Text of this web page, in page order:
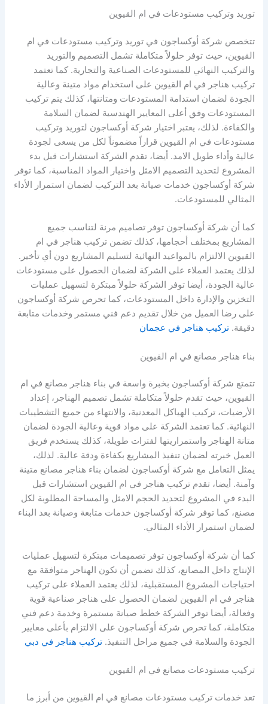
توريد وتركيب مستودعات في ام القيوين
تتخصص شركة أوكساجون في توريد وتركيب مستودعات في ام
القيوين، حيث توفر حلولاً متكاملة تشمل التصميم والتوريد
والتركيب النهائي للمستودعات الصناعية والتجارية. كما تعتمد
تركيب هناجر في ام القيوين على استخدام مواد متينة وعالية
الجودة لضمان استدامة المستودعات ومتانتها، كذلك يتم تركيب
المستودعات وفق أعلى المعايير الهندسية لضمان السلامة
والكفاءة. لذلك، يعتبر اختيار شركة أوكساجون لتوريد وتركيب
مستودعات في ام القيوين قراراً مضموناً لكل من يسعى لجودة
عالية وأداء طويل الامد. أيضا، تقدم الشركة استشارات قبل بدء
المشروع لتحديد التصميم الامثل واختيار المواد المناسبة، كما توفر
شركة أوكساجون خدمات صيانة بعد التركيب لضمان استمرار الأداء
المثالي للمستودعات.
كما أن شركة أوكساجون توفر تصاميم مرنة لتناسب جميع
المشاريع بمختلف أحجامها، كذلك تضمن تركيب هناجر في ام
القيوين الالتزام بالمواعيد النهائية لتسليم المشاريع دون أي تأخير.
لذلك يعتمد العملاء على الشركة لضمان الحصول على مستودعات
عالية الجودة، أيضا توفر الشركة حلولاً مبتكرة لتسهيل عمليات
التخزين والإدارة داخل المستودعات، كما تحرص شركة أوكساجون
على رضا العميل من خلال تقديم دعم فني مستمر وخدمات متابعة
دقيقة.تركيب هناجر في عجمان
بناء هناجر مصانع في ام القيوين
تتمتع شركة أوكساجون بخبرة واسعة في بناء هناجر مصانع في ام
القيوين، حيث تقدم حلولاً متكاملة تشمل تصميم الهناجر، إعداد
الأرضيات، تركيب الهياكل المعدنية، والانتهاء من جميع التشطيبات
النهائية. كما تعتمد الشركة على مواد قوية وعالية الجودة لضمان
متانة الهناجر واستمراريتها لفترات طويلة، كذلك يستخدم فريق
العمل خبرته لضمان تنفيذ المشاريع بكفاءة ودقة عالية. لذلك،
يمثل التعامل مع شركة أوكساجون لضمان بناء هناجر مصانع متينة
وآمنة. أيضا، تقدم تركيب هناجر في ام القيوين استشارات قبل
البدء في المشروع لتحديد الحجم الامثل والمساحة المطلوبة لكل
مصنع، كما توفر شركة أوكساجون خدمات متابعة وصيانة بعد البناء
لضمان استمرار الأداء المثالي.
كما أن شركة أوكساجون توفر تصميمات مبتكرة لتسهيل عمليات
الإنتاج داخل المصانع، كذلك تضمن أن تكون الهناجر متوافقة مع
احتياجات المشروع المستقبلية، لذلك يعتمد العملاء على تركيب
هناجر في ام القيوين لضمان الحصول على هناجر صناعية قوية
وفعالة، أيضا توفر الشركة خطط صيانة مستمرة وخدمة دعم فني
متكاملة، كما تحرص شركة أوكساجون على الالتزام بأعلى معايير
الجودة والسلامة في جميع مراحل التنفيذ.تركيب هناجر في دبي
تركيب مستودعات مصانع في ام القيوين
تعد خدمات تركيب مستودعات مصانع في ام القيوين من أبرز ما